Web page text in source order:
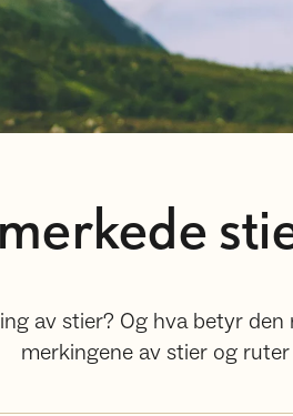
av stier? Og hva betyr
merkingene av stier og ruter